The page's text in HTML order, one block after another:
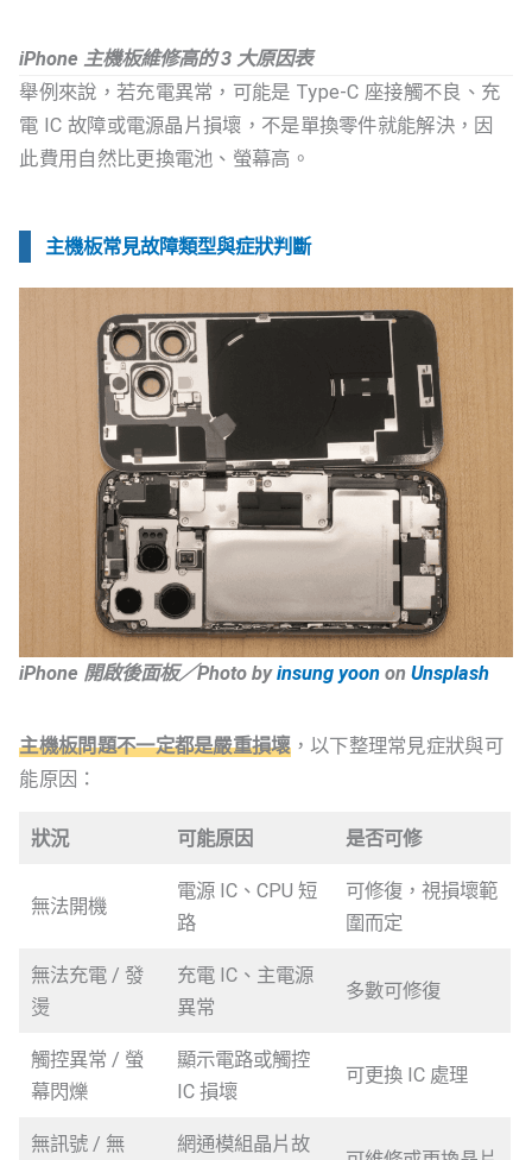
iPhone 主機板維修高的 3 大原因表
舉例來說，若充電異常，可能是 Type‑C 座接觸不良、充
電 IC 故障或電源晶片損壞，不是單換零件就能解決，因
此費用自然比更換電池、螢幕高。
主機板常見故障類型與症狀判斷
iPhone 開啟後面板／Photo byinsung yoon on Unsplash
主機板問題不一定都是嚴重損壞，以下整理常見症狀與可
能原因：
狀況 可能原因 是否可修
無法開機
電源 IC、CPU 短
路
可修復，視損壞範
圍而定
無法充電 / 發
燙
充電 IC、主電源
異常
多數可修復
觸控異常 / 螢
幕閃爍
顯示電路或觸控
IC 損壞
可更換 IC 處理
無訊號 / 無 網通模組晶片故